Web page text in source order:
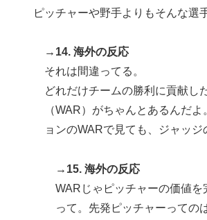
ピッチャーや野手よりもそんな選
→14. 海外の反応
それは間違ってる。
どれだけチームの勝利に貢献し
（WAR）がちゃんとあるんだ
ョンのWARで見ても、ジャッジ
→15. 海外の反応
WARじゃピッチャーの価値を
って。先発ピッチャーっての